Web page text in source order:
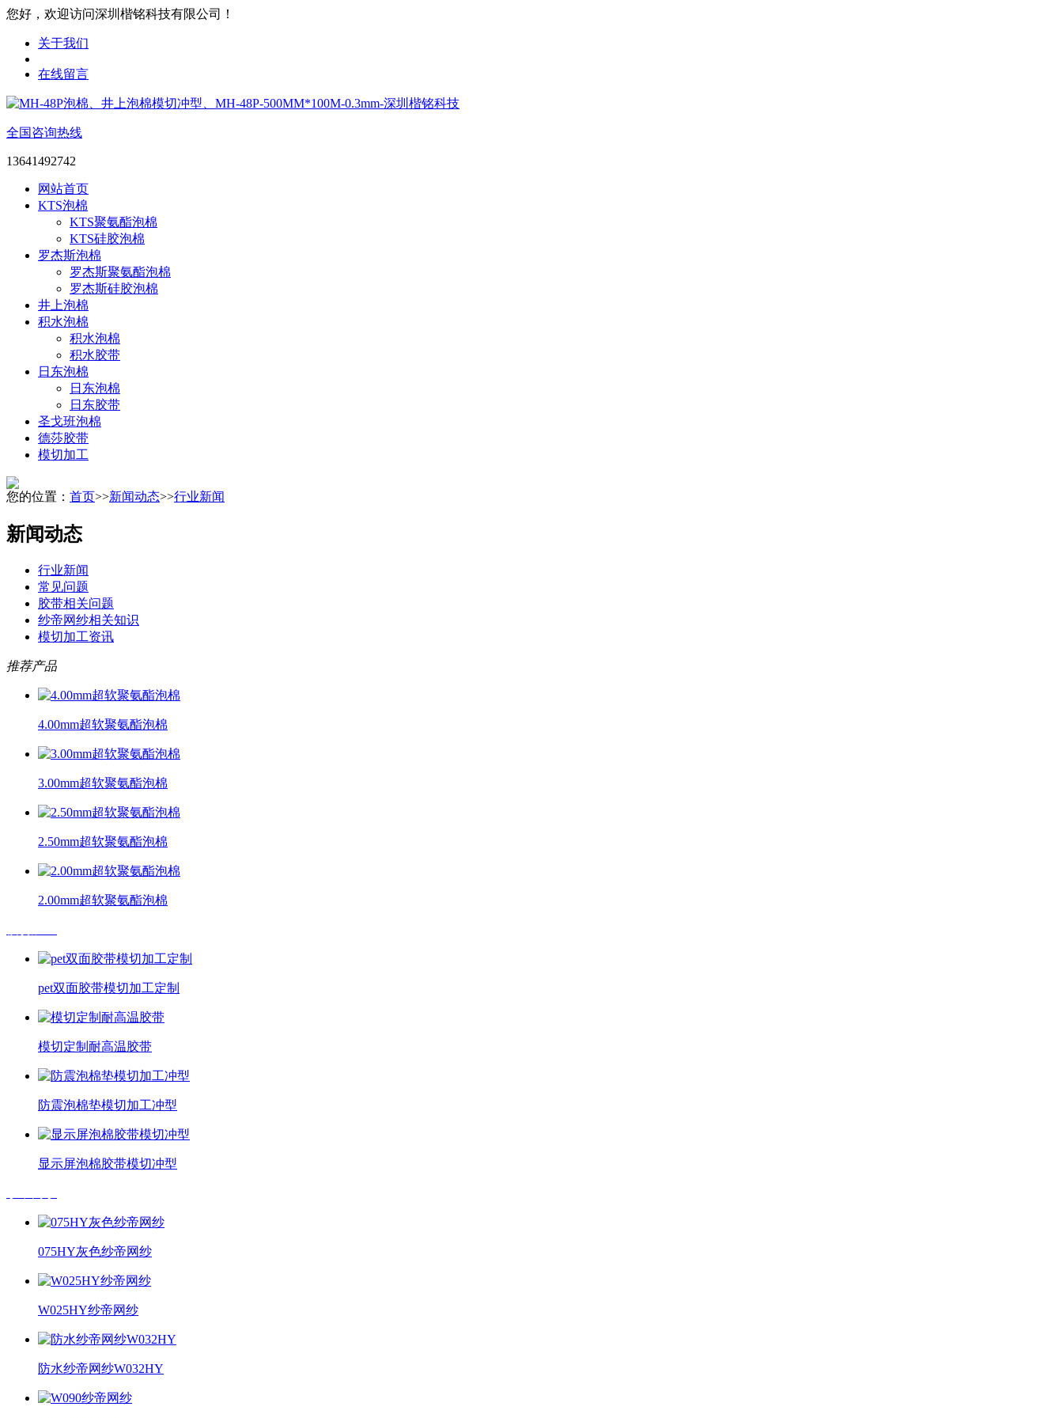
您好，欢迎访问深圳楷铭科技有限公司！
关于我们
在线留言
全国咨询热线
13641492742
网站首页
KTS泡棉
KTS聚氨酯泡棉
KTS硅胶泡棉
罗杰斯泡棉
罗杰斯聚氨酯泡棉
罗杰斯硅胶泡棉
井上泡棉
积水泡棉
积水泡棉
积水胶带
日东泡棉
日东泡棉
日东胶带
圣戈班泡棉
德莎胶带
模切加工
您的位置： 首页>>新闻动态>>行业新闻
新闻动态
行业新闻
常见问题
胶带相关问题
纱帝网纱相关知识
模切加工资讯
推荐产品
4.00mm超软聚氨酯泡棉
3.00mm超软聚氨酯泡棉
2.50mm超软聚氨酯泡棉
2.00mm超软聚氨酯泡棉
pet双面胶带模切加工定制
模切定制耐高温胶带
防震泡棉垫模切加工冲型
显示屏泡棉胶带模切冲型
075HY灰色纱帝网纱
W025HY纱帝网纱
防水纱帝网纱W032HY